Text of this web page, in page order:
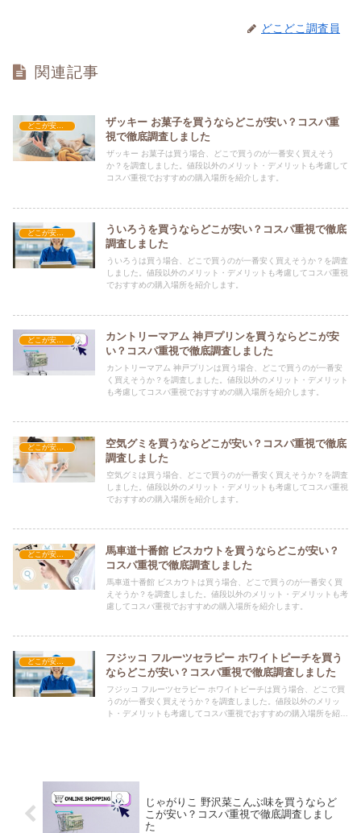
どこどこ調査員
関連記事
どこが安い？-お菓子・スイーツ・アイス
ザッキー お菓子を買うならどこが安い？コスパ重
視で徹底調査しました
ザッキー お菓子は買う場合、どこで買うのが一番安く買えそう
か？を調査しました。値段以外のメリット・デメリットも考慮して
コスパ重視でおすすめの購入場所を紹介します。
どこが安い？-お菓子・スイーツ・アイス
ういろうを買うならどこが安い？コスパ重視で徹底
調査しました
ういろうは買う場合、どこで買うのが一番安く買えそうか？を調査
しました。値段以外のメリット・デメリットも考慮してコスパ重視
でおすすめの購入場所を紹介します。
どこが安い？-お菓子・スイーツ・アイス
カントリーマアム 神戸プリンを買うならどこが安
い？コスパ重視で徹底調査しました
カントリーマアム 神戸プリンは買う場合、どこで買うのが一番安
く買えそうか？を調査しました。値段以外のメリット・デメリット
も考慮してコスパ重視でおすすめの購入場所を紹介します。
どこが安い？-お菓子・スイーツ・アイス
空気グミを買うならどこが安い？コスパ重視で徹底
調査しました
空気グミは買う場合、どこで買うのが一番安く買えそうか？を調査
しました。値段以外のメリット・デメリットも考慮してコスパ重視
でおすすめの購入場所を紹介します。
どこが安い？-お菓子・スイーツ・アイス
馬車道十番館 ビスカウトを買うならどこが安い？
コスパ重視で徹底調査しました
馬車道十番館 ビスカウトは買う場合、どこで買うのが一番安く買
えそうか？を調査しました。値段以外のメリット・デメリットも考
慮してコスパ重視でおすすめの購入場所を紹介します。
どこが安い？-お菓子・スイーツ・アイス
フジッコ フルーツセラピー ホワイトピーチを買う
ならどこが安い？コスパ重視で徹底調査しました
フジッコ フルーツセラピー ホワイトピーチは買う場合、どこで買
うのが一番安く買えそうか？を調査しました。値段以外のメリッ
ト・デメリットも考慮してコスパ重視でおすすめの購入場所を紹介
じゃがりこ 野沢菜こんぶ味を買うならど
こが安い？コスパ重視で徹底調査しまし
た